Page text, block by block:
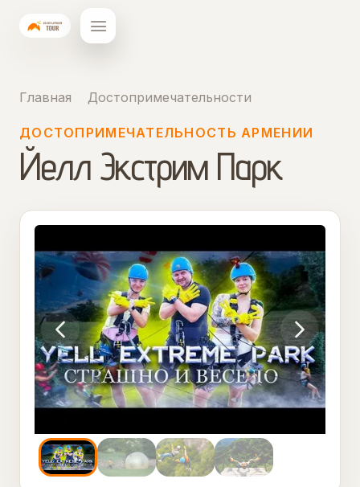
Главная Достопримечательности
ДОСТОПРИМЕЧАТЕЛЬНОСТЬ АРМЕНИИ
Йелл Экстрим Парк